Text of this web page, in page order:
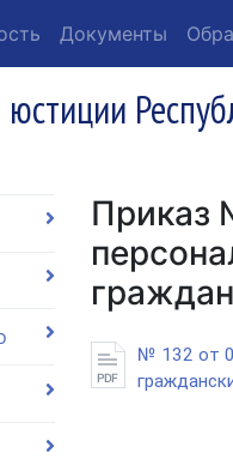
Документы
Приказ
№ 132 от